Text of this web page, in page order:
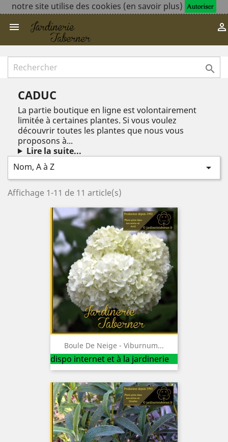
notre site utilise des cookies (en savoir plus)
 

CADUC
La partie boutique en ligne est volontairement
limitée à certaines plantes. Si vous voulez
découvrir toutes les plantes que nous vous
proposons à...
Lire la suite...
Nom, A à Z

Affichage 1-11 de 11 article(s)
Boule De Neige - Viburnum...
dispo internet et à la jardinerie